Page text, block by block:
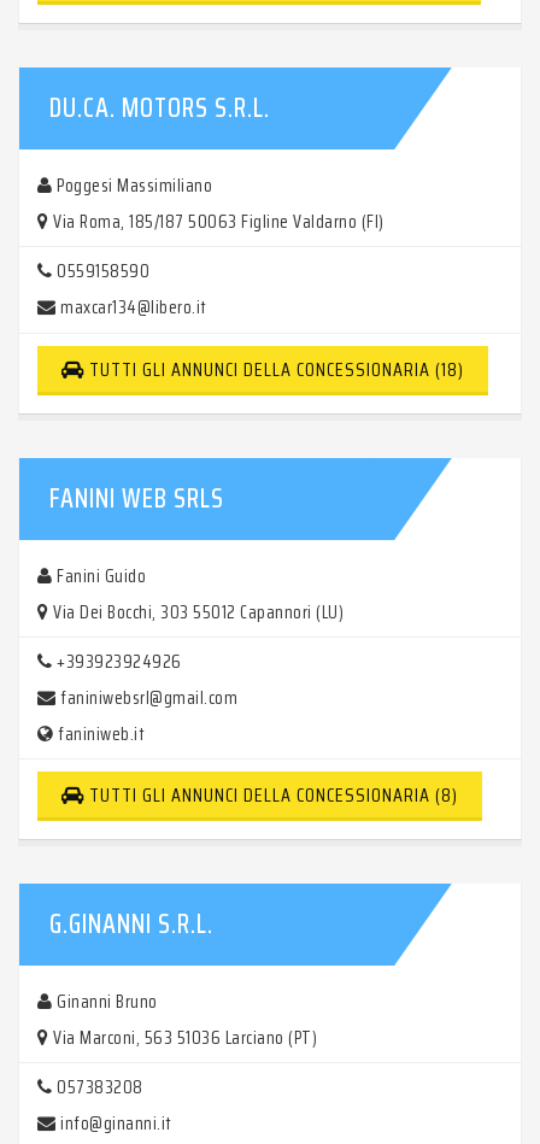
DU.CA. MOTORS S.R.L.
Poggesi Massimiliano
Via Roma, 185/187 50063 Figline Valdarno (FI)
0559158590
maxcar134@libero.it
TUTTI GLI ANNUNCI DELLA CONCESSIONARIA (18)
FANINI WEB SRLS
Fanini Guido
Via Dei Bocchi, 303 55012 Capannori (LU)
+393923924926
faniniwebsrl@gmail.com
faniniweb.it
TUTTI GLI ANNUNCI DELLA CONCESSIONARIA (8)
G.GINANNI S.R.L.
Ginanni Bruno
Via Marconi, 563 51036 Larciano (PT)
057383208
info@ginanni.it